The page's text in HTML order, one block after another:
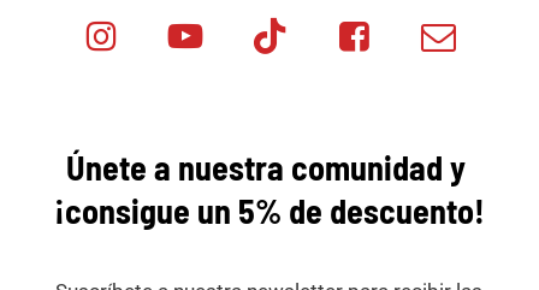
Minicar Tok
Minicar Minicar
Únete a nuestra comunidad y
¡consigue un 5% de descuento!